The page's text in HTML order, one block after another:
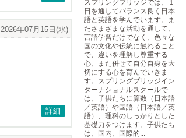
2026年07月15日(水)
詳細
スプリングブリッジでは、１
日を通してバランス良く日本
語と英語を学んでいます。ま
たさまざまな活動を通して、
言語学習だけでなく、色々な
国の文化や伝統に触れること
で、違いを理解し尊重する
心、また併せて自分自身を大
切にする心を育んでいきま
す。スプリングブリッジイン
ターナショナルスクールで
は、子供たちに算数（日本語
／英語）や国語（日本語／英
語）、理科のしっかりとした
基礎力をつけます。子供たち
は、国内、国際的...